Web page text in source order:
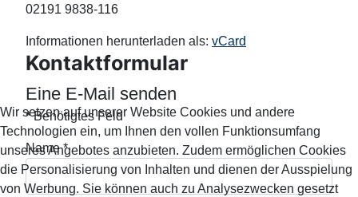
02191 9838-116
Informationen herunterladen als: vCard
Kontaktformular
Eine E-Mail senden
*Benötigtes Feld
Name*
Wir setzen auf unserer Website Cookies und andere
Technologien ein, um Ihnen den vollen Funktionsumfang
unseres Angebotes anzubieten. Zudem ermöglichen Cookies
die Personalisierung von Inhalten und dienen der Ausspielung
von Werbung. Sie können auch zu Analysezwecken gesetzt